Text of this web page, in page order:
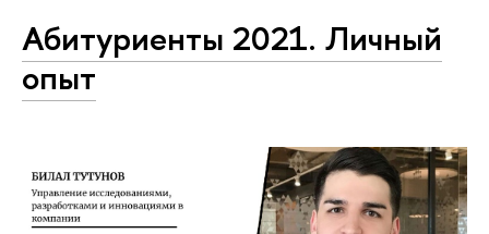
Абитуриенты 2021. Личный
опыт